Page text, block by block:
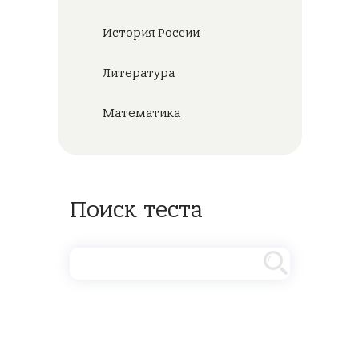
История России
Литература
Математика
Поиск теста